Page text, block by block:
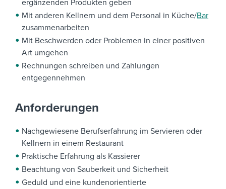
ergänzenden Produkten geben
Mit anderen Kellnern und dem Personal in Küche/Bar
zusammenarbeiten
Mit Beschwerden oder Problemen in einer positiven
Art umgehen
Rechnungen schreiben und Zahlungen
entgegennehmen
Anforderungen
Nachgewiesene Berufserfahrung im Servieren oder
Kellnern in einem Restaurant
Praktische Erfahrung als Kassierer
Beachtung von Sauberkeit und Sicherheit
Geduld und eine kundenorientierte